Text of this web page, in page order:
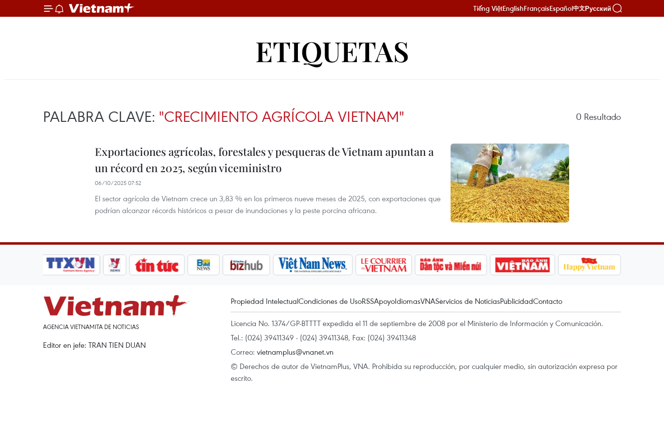
Tiếng ViệtEnglishFrançaisEspañol中文Русский
ETIQUETAS
PALABRA CLAVE: "CRECIMIENTO AGRÍCOLA VIETNAM" 0 Resultado
Exportaciones agrícolas, forestales y pesqueras de Vietnam apuntan a
un récord en 2025, según viceministro
06/10/2025 07:52
El sector agrícola de Vietnam crece un 3,83 % en los primeros nueve meses de 2025, con exportaciones que
podrían alcanzar récords históricos a pesar de inundaciones y la peste porcina africana.
AGENCIA VIETNAMITA DE NOTICIAS
Editor en jefe: TRAN TIEN DUAN
Propiedad IntelectualCondiciones de UsoRSSApoyoIdiomasVNAServicios de NoticiasPublicidadContacto
Licencia No. 1374/GP-BTTTT expedida el 11 de septiembre de 2008 por el Ministerio de Información y Comunicación.
Tel.: (024) 39411349 - (024) 39411348, Fax: (024) 39411348
Correo: vietnamplus@vnanet.vn
© Derechos de autor de VietnamPlus, VNA. Prohibida su reproducción, por cualquier medio, sin autorización expresa por
escrito.